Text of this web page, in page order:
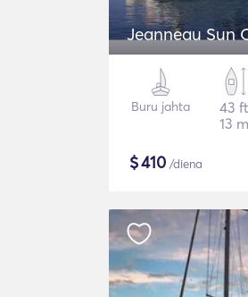
Jeanneau Sun
Buru jahta
43 ft
13 m
$410 /diena